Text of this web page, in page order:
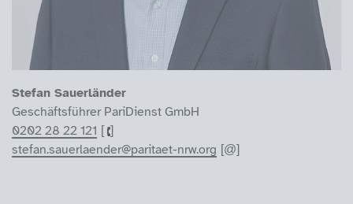
Stefan Sauerländer
Geschäftsführer PariDienst GmbH
0202 28 22 121
stefan.sauerlaender@paritaet-nrw.org